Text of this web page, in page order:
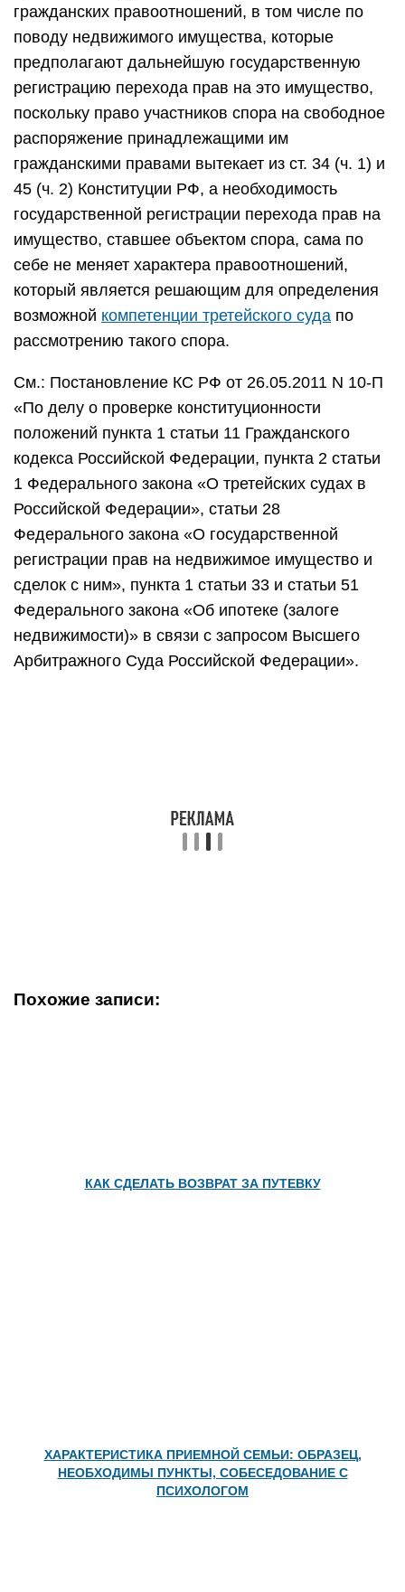
гражданских правоотношений, в том числе по
поводу недвижимого имущества, которые
предполагают дальнейшую государственную
регистрацию перехода прав на это имущество,
поскольку право участников спора на свободное
распоряжение принадлежащими им
гражданскими правами вытекает из ст. 34 (ч. 1) и
45 (ч. 2) Конституции РФ, а необходимость
государственной регистрации перехода прав на
имущество, ставшее объектом спора, сама по
себе не меняет характера правоотношений,
который является решающим для определения
возможной компетенции третейского суда по
рассмотрению такого спора.
См.: Постановление КС РФ от 26.05.2011 N 10-П
«По делу о проверке конституционности
положений пункта 1 статьи 11 Гражданского
кодекса Российской Федерации, пункта 2 статьи
1 Федерального закона «О третейских судах в
Российской Федерации», статьи 28
Федерального закона «О государственной
регистрации прав на недвижимое имущество и
сделок с ним», пункта 1 статьи 33 и статьи 51
Федерального закона «Об ипотеке (залоге
недвижимости)» в связи с запросом Высшего
Арбитражного Суда Российской Федерации».
Похожие записи:
КАК СДЕЛАТЬ ВОЗВРАТ ЗА ПУТЕВКУ
ХАРАКТЕРИСТИКА ПРИЕМНОЙ СЕМЬИ: ОБРАЗЕЦ,
НЕОБХОДИМЫ ПУНКТЫ, СОБЕСЕДОВАНИЕ С
ПСИХОЛОГОМ